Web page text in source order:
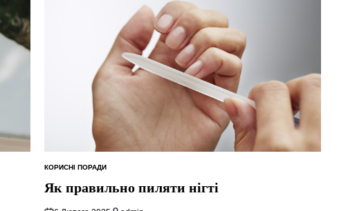
ОПУБЛІКУВАТИ
У
КОРИСНІ ПОРАДИ
Як правильно пиляти нігті